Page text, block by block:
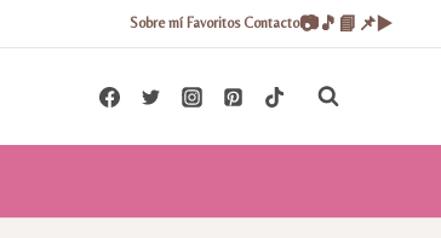
Sobre mí Favoritos Contacto📷🎵 📘 📌▶️